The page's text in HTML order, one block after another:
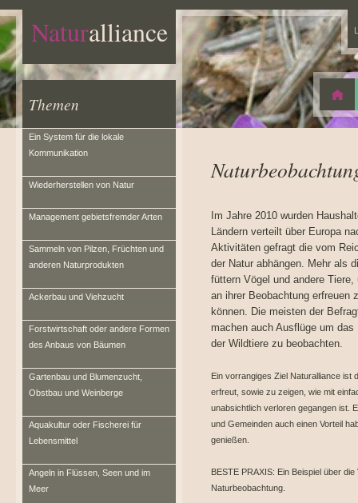
Naturalliance
Themen
Ein System für die lokale
Kommunikation
Wiederherstellen von Natur
Management gebietsfremder Arten
Sammeln von Pilzen, Früchten und
anderen Naturprodukten
Ackerbau und Viehzucht
Forstwirtschaft oder andere Formen
des Anbaus von Bäumen
Gartenbau und Blumenzucht,
Obstbau und Weinberge
Aquakultur oder Fischerei für
Lebensmittel
Angeln in Flüssen, Seen und im
Meer
Im Jahre 2010 wurden
Ländern verteilt über Europa
Aktivitäten gefragt die vom
der Natur abhängen. Mehr als
füttern Vögel und andere Tiere,
an ihrer Beobachtung erfreuen
können. Die meisten der
machen auch Ausflüge um das
der Wildtiere zu beobachten.
Ein vorrangiges Ziel Naturalliance ist
erfreut, sowie zu zeigen, wie mit
unabsichtlich verloren gegangen ist.
und Gemeinden auch einen Vorteil
genießen.
BESTE PRAXIS: Ein Beispiel über
Naturbeobachtung.